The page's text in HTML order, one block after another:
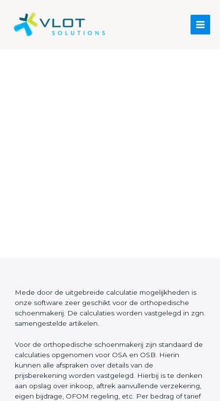
Mede door de uitgebreide calculatie mogelijkheden is
onze software zeer geschikt voor de orthopedische
schoenmakerij. De calculaties worden vastgelegd in zgn.
samengestelde artikelen.
Voor de orthopedische schoenmakerij zijn standaard de
calculaties opgenomen voor OSA en OSB. Hierin
kunnen alle afspraken over details van de
prijsberekening worden vastgelegd. Hierbij is te denken
aan opslag over inkoop, aftrek aanvullende verzekering,
eigen bijdrage, OFOM regeling, etc. Per bedrag of tarief